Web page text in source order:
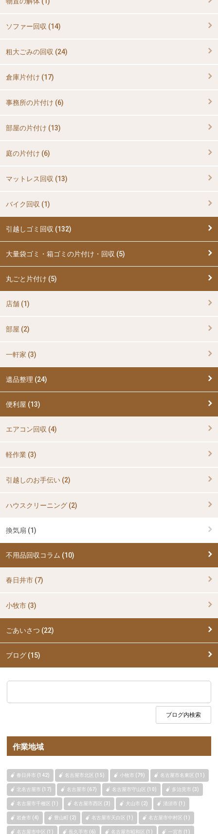
ソファー回収 (14)
粗大ごみの回収 (24)
倉庫片付け (17)
事務所の片付け (6)
部屋の片付け (13)
庭の片付け (6)
マットレス回収 (13)
バイク回収 (1)
引越しゴミ回収 (132)
大量袋ゴミ・箱ゴミの片付け・回収 (5)
丸ごと片付け (5)
店舗 (1)
部屋 (2)
一軒家 (3)
遺品整理 (24)
便利屋 (13)
エアコン回収 (4)
軽作業 (3)
引越しのお手伝い (2)
ハウスクリーニング (2)
換気扇 (1)
不用品回収コラム (10)
春日井市 (7)
小牧市 (3)
ごあいさつ (22)
ブログ (15)
作業地域
春日井市 (142) 名古屋市北区 (15) 小牧市 (79) 名古屋市名東区 (11)
北名古屋市 (17) 名古屋市 (67) 名古屋市守山区 (10) 多治見市 (3)
名古屋市千種区 (1) 名古屋市西区 (3) 犬山市 (2) 清須市 (1)
岩倉市 (4) 豊山町 (2) 名古屋市天白区 (1) 名古屋市中村区 (1)
名古屋市中区 (1) 長久手市 (6) 名古屋市昭和区 (1) 一宮市 (1)